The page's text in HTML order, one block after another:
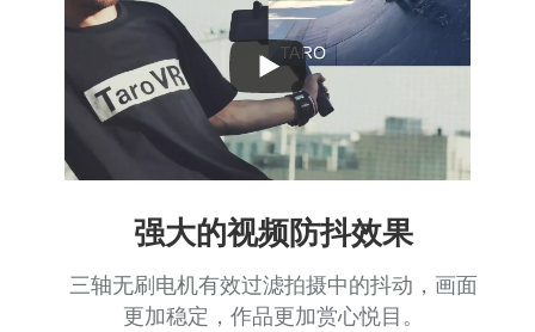
Play
Video
强大的视频防抖效果
三轴无刷电机有效过滤拍摄中的抖动，画面
更加稳定，作品更加赏心悦目。